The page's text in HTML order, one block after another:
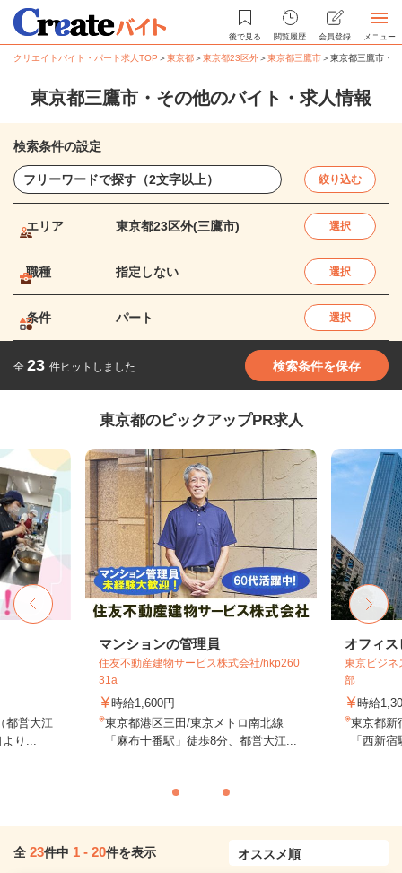
後で見る 閲覧履歴 会員登録 メニュー
クリエイトバイト・パート求人TOP ＞東京都＞東京都23区外＞東京都三鷹市＞東京都三鷹市・
東京都三鷹市・その他のバイト・求人情報
検索条件の設定
絞り込む
エリア 東京都23区外(三鷹市) 選択
職種 指定しない 選択
条件 パート 選択
全 23 件ヒットしました 検索条件を保存
東京都のピックアップPR求人
都営大江
り...
マンションの管理員
住友不動産建物サービス株式会社/hkp260
31a
時給1,600円
東京都港区三田/東京メトロ南北線
「麻布十番駅」徒歩8分、都営大江...
オフィス
東京ビジ
部
時給
東京都新
「西新
全 23件中 1 - 20件を表示